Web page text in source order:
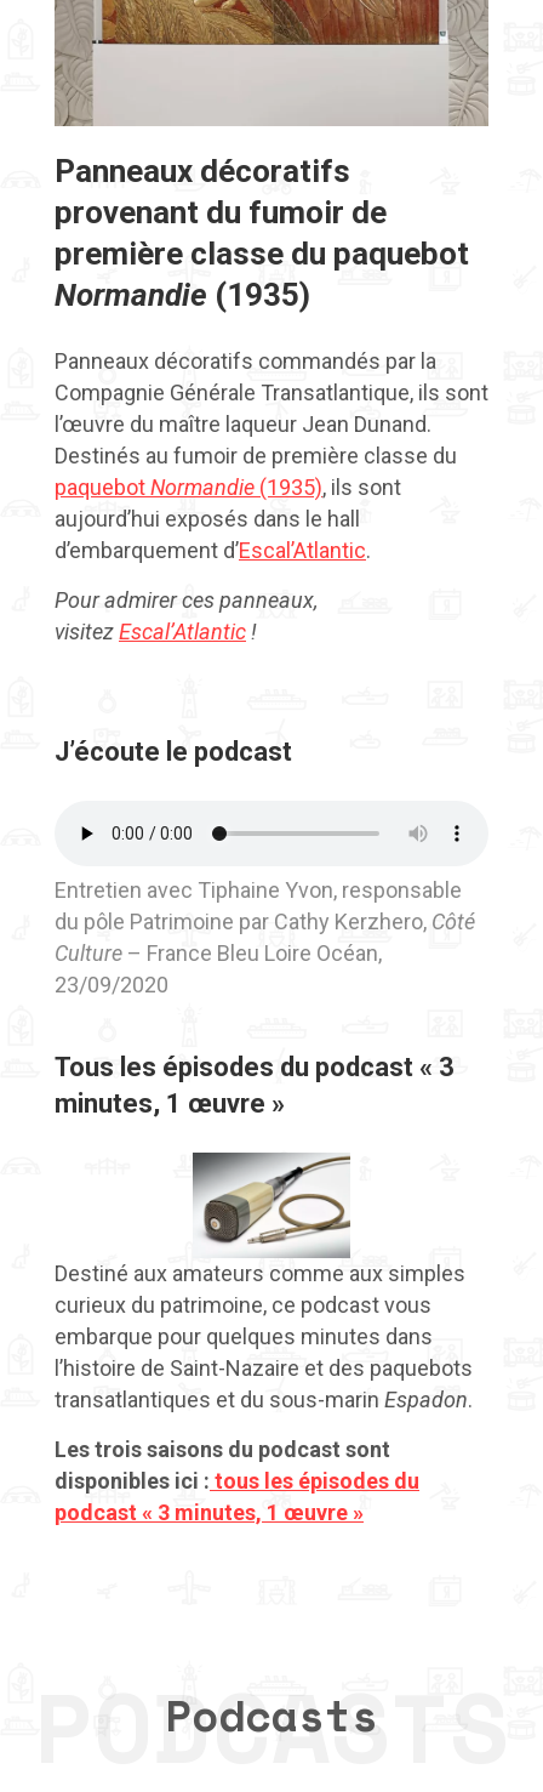
Panneaux décoratifs
provenant du fumoir de
première classe du paquebot
Normandie (1935)
Panneaux décoratifs commandés par la
Compagnie Générale Transatlantique, ils sont
l’œuvre du maître laqueur Jean Dunand.
Destinés au fumoir de première classe du
paquebotNormandie (1935), ils sont
aujourd’hui exposés dans le hall
d’embarquement d’Escal’Atlantic.
Pour admirer ces panneaux,
visitezEscal’Atlantic !
J’écoute le podcast
Entretien avec Tiphaine Yvon, responsable
du pôle Patrimoine par Cathy Kerzhero, Côté
Culture – France Bleu Loire Océan,
23/09/2020
Tous les épisodes du podcast « 3
minutes, 1 œuvre »
Destiné aux amateurs comme aux simples
curieux du patrimoine, ce podcast vous
embarque pour quelques minutes dans
l’histoire de Saint-Nazaire et des paquebots
transatlantiques et du sous-marin Espadon.
Les trois saisons du podcast sont
disponibles ici : tous les épisodes du
podcast « 3 minutes, 1 œuvre »
Podcasts